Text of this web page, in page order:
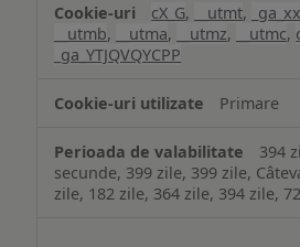
cX_G, __utmt,
__utmb, __utma, __utmz, __utmc,
_ga_YTJQVQYCPP
Primare
394
secunde, 399 zile, 399 zile,
zile, 182 zile, 364 zile, 394 zile,